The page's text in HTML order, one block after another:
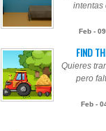
intentas
Feb -
FIND
Quieres
pero
Feb -